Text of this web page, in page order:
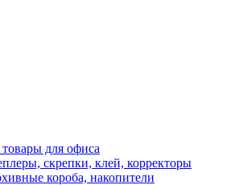
для офиса
скрепки, клей, корректоры
короба, накопители